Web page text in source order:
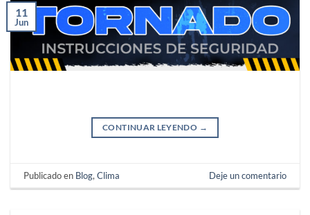
11
Jun
CONTINUAR LEYENDO →
Publicado en Blog,Clima Deje un comentario